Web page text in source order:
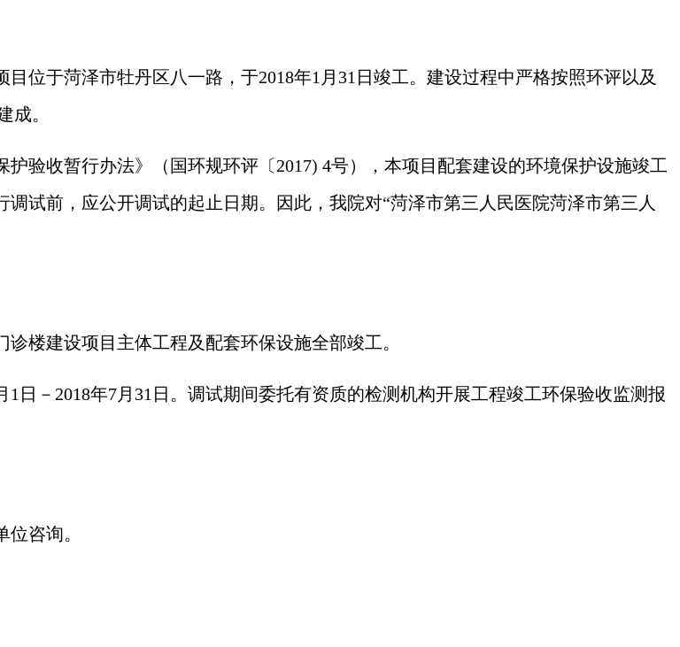
目位于菏泽市牡丹区八一路 ，于2018年1 月 31 日竣工。建设过程中严格按照环评以及
成。
护验收暂行办法》（国环规环评〔2017) 4号），本项目配套建设的环境保护设施竣工
调试前，应公开调试的起止日期。因此，我院对“菏泽市第三人民医院菏泽市第三人
诊楼建设项目 主体工程及配套环保设施全部竣工。
1日 － 2018年7月 31 日。调试期间委托有资质的检测机构开展工程竣工环保验收监测报
咨询。